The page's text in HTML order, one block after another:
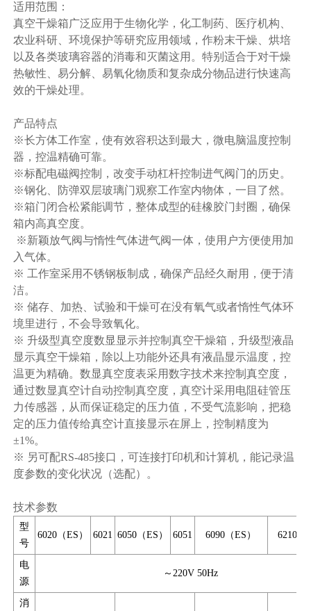
适用范围：
真空干燥箱广泛应用于生物化学，化工制药、医疗机构、
农业科研、环境保护等研究应用领域，作粉末干燥、烘培
以及各类玻璃容器的消毒和灭菌这用。特别适合于对干燥
热敏性、易分解、易氧化物质和复杂成分物品进行快速高
效的干燥处理。
产品特点
※长方体工作室，使有效容积达到最大，微电脑温度控制
器，控温精确可靠。
※标配电磁阀控制，改变手动杠杆控制进气阀门的历史。
※钢化、防弹双层玻璃门观察工作室内物体，一目了然。
※箱门闭合松紧能调节，整体成型的硅橡胶门封圈，确保
箱内高真空度。
※新颖放气阀与惰性气体进气阀一体，使用户方便使用加
入气体。
※ 工作室采用不锈钢板制成，确保产品经久耐用，便于清
洁。
※ 储存、加热、试验和干燥可在没有氧气或者惰性气体环
境里进行，不会导致氧化。
※ 升级型真空度数显显示并控制真空干燥箱，升级型液晶
显示真空干燥箱，除以上功能外还具有液晶显示温度，控
温更为精确。数显真空度表采用数字技术来控制真空度，
通过数显真空计自动控制真空度，真空计采用电阻硅管压
力传感器，从而保证稳定的压力值，不受气流影响，把稳
定的压力值传给真空计直接显示在屏上，控制精度为
±1%。
※ 另可配RS-485接口，可连接打印机和计算机，能记录温
度参数的变化状况（选配）。
技术参数
型
号
6020（ES） 6021 6050（ES） 6051 6090（ES） 6210
电
源
～220V 50Hz
消